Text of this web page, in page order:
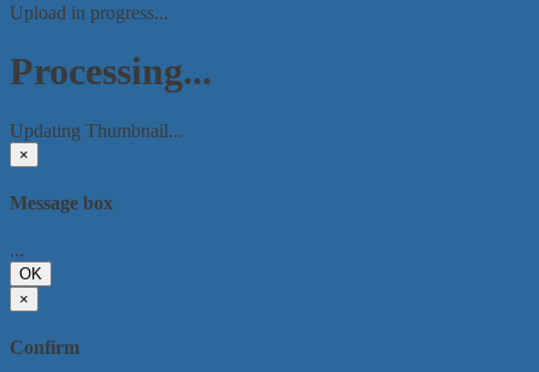
Upload in progress...
Processing...
Updating Thumbnail...
×
Message box
...
OK
×
Confirm